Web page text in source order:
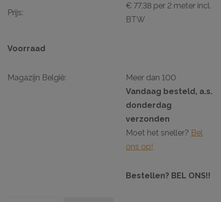
Prijs:
€ 77,38 per 2 meter incl.
BTW
Voorraad
Magazijn België:
Meer dan 100
Vandaag besteld, a.s.
donderdag
verzonden
Moet het sneller? Bel
ons op!
Bestellen? BEL ONS!!